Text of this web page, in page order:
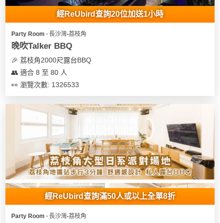
經ReUbird查詢20位加送1小時
Party Room ∙ 長沙灣-荔枝角
晚吹Talker BBQ
🎉 荔枝角2000尺露台BBQ
👥 適合 8 至 80 人
👀 瀏覽次數: 1326533
經ReUbird查詢滿50人或以上全單8折
Party Room ∙ 長沙灣-荔枝角